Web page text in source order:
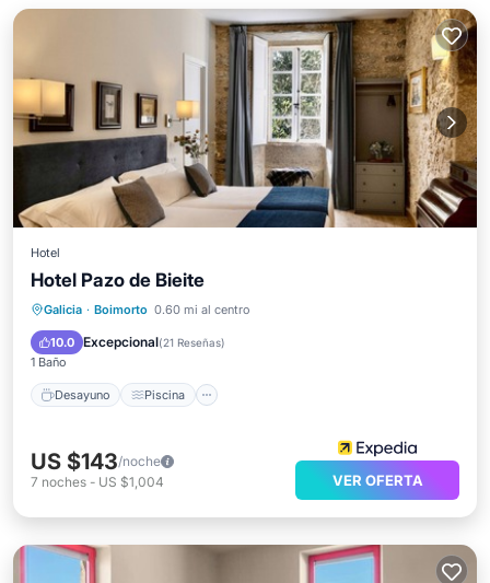
Hotel
Hotel Pazo de Bieite
Galicia · Boimorto 0.60 mi al centro
10.0 Excepcional(21 Reseñas)
1 Baño
Desayuno Piscina
Desayuno Piscina
Internet
US $143/noche
7 noches - US $1,004 VER OFERTA